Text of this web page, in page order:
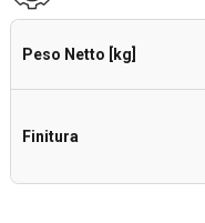
Peso Netto [kg]
Finitura